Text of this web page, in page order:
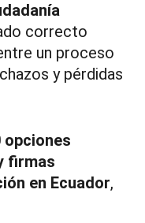
correcto
un proceso
y pérdidas
opciones
firmas
en Ecuador,